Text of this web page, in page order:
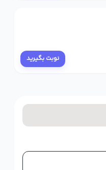
نوبت بگیرید